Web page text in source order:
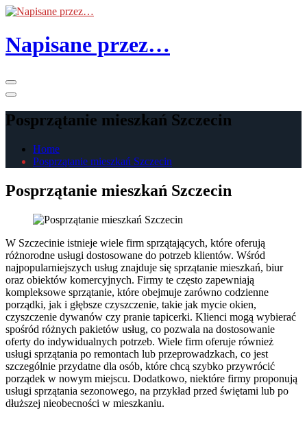
Skip
the
content
Napisane przez…
Posprzątanie mieszkań Szczecin
Home
Posprzątanie mieszkań Szczecin
Posprzątanie mieszkań Szczecin
W Szczecinie istnieje wiele firm sprzątających, które oferują
różnorodne usługi dostosowane do potrzeb klientów. Wśród
najpopularniejszych usług znajduje się sprzątanie mieszkań, biur
oraz obiektów komercyjnych. Firmy te często zapewniają
kompleksowe sprzątanie, które obejmuje zarówno codzienne
porządki, jak i głębsze czyszczenie, takie jak mycie okien,
czyszczenie dywanów czy pranie tapicerki. Klienci mogą wybierać
spośród różnych pakietów usług, co pozwala na dostosowanie
oferty do indywidualnych potrzeb. Wiele firm oferuje również
usługi sprzątania po remontach lub przeprowadzkach, co jest
szczególnie przydatne dla osób, które chcą szybko przywrócić
porządek w nowym miejscu. Dodatkowo, niektóre firmy proponują
usługi sprzątania sezonowego, na przykład przed świętami lub po
dłuższej nieobecności w mieszkaniu.